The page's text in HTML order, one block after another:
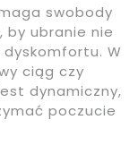
swobody
by ubranie nie
dyskomfortu. W
ciąg czy
dynamiczny,
poczucie